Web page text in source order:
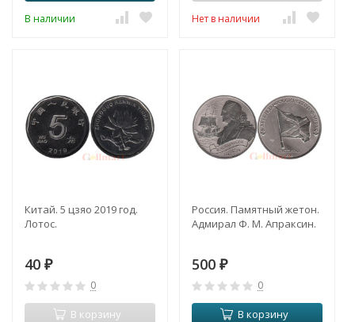
В наличии Нет в наличии
Китай. 5 цзяо 2019 год.
Лотос.
40 ₽
0
В корзину
Россия. Памятный жетон.
Адмирал Ф. М. Апраксин.
500 ₽
0
В корзину